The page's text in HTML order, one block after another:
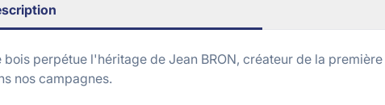
bois perpétue l'héritage de Jean BRON, créateur de la
nos campagnes.